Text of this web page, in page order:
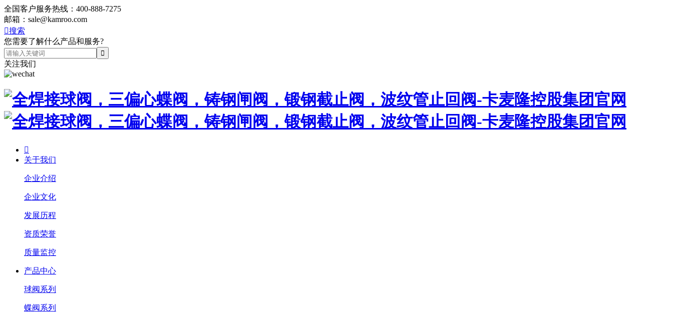
全国客户服务热线： 400-888-7275
邮箱： sale@kamroo.com
搜索
您需要了解什么产品和服务?
关注我们

关于我们
企业介绍
企业文化
发展历程
资质荣誉
质量监控
产品中心
球阀系列
蝶阀系列